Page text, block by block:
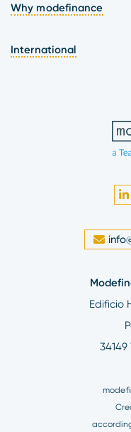
Why modefinance
International
Edificio